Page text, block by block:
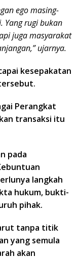
ego masing-
Yang rugi bukan
juga masyarakat
ujarnya.
kesepakatan
Perangkat
transaksi itu
pada
langkah
hukum, bukti-
pihak.
tanpa titik
yang semula
akan